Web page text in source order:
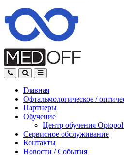
Главная
Офтальмологическое /
Партнеры
Обучение
Центр обучения
Сервисное обслуживание
Контакты
Новости / События